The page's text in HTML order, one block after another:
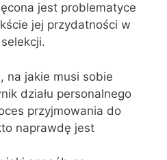
jest problematyce
jej przydatności w
na jakie musi sobie
działu personalnego
przyjmowania do
naprawdę jest